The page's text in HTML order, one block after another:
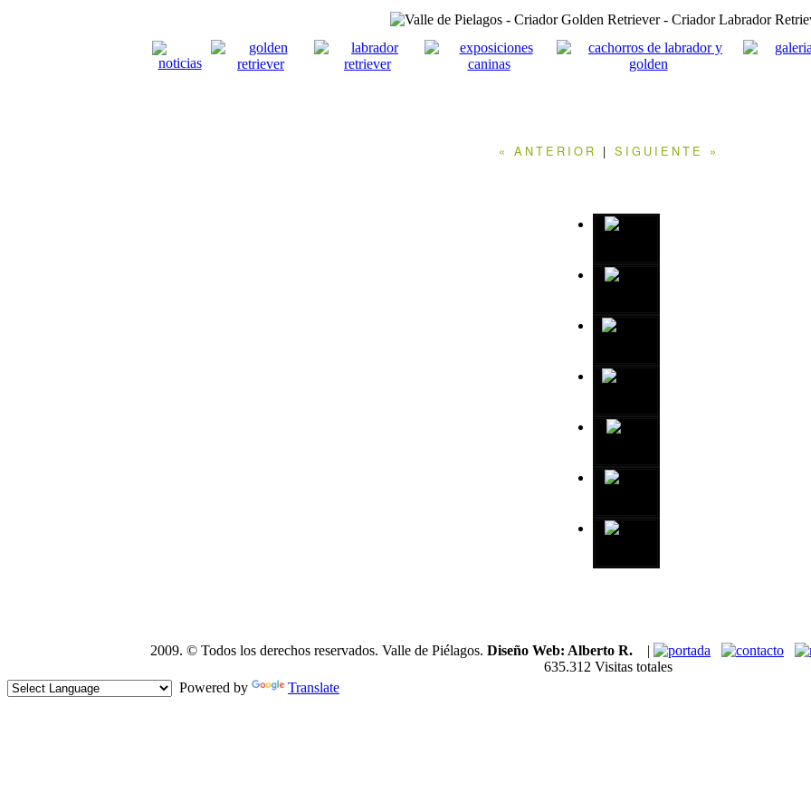
« ANTERIOR | SIGUIENTE »
2009. © Todos los derechos reservados. Valle de Piélagos. Diseño Web: Alberto R. |
635.312 Visitas totales
Powered by
Translate